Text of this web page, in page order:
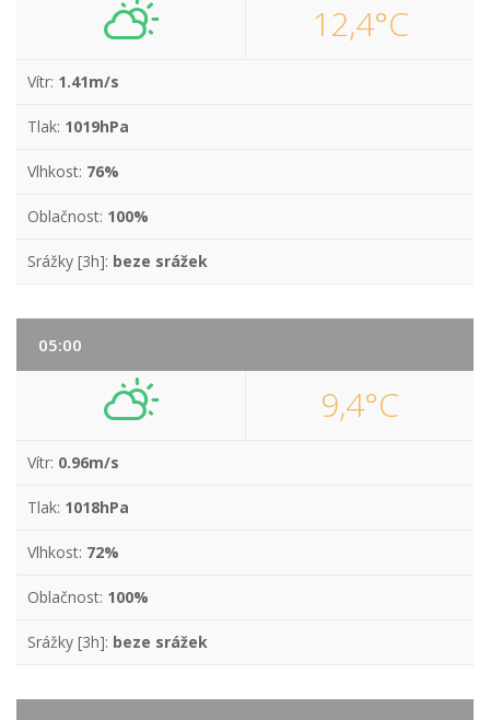
12,4°C
Vítr: 1.41m/s
Tlak: 1019hPa
Vlhkost: 76%
Oblačnost: 100%
Srážky [3h]: beze srážek
05:00
9,4°C
Vítr: 0.96m/s
Tlak: 1018hPa
Vlhkost: 72%
Oblačnost: 100%
Srážky [3h]: beze srážek